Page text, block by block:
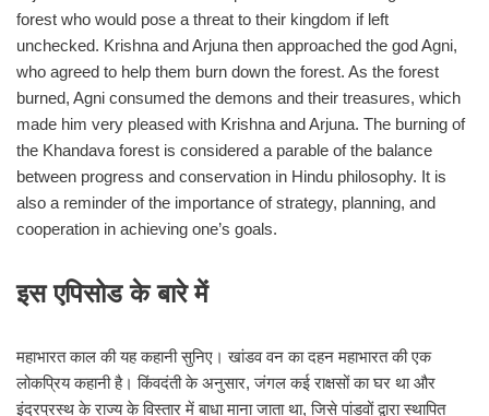
forest who would pose a threat to their kingdom if left
unchecked. Krishna and Arjuna then approached the god Agni,
who agreed to help them burn down the forest. As the forest
burned, Agni consumed the demons and their treasures, which
made him very pleased with Krishna and Arjuna. The burning of
the Khandava forest is considered a parable of the balance
between progress and conservation in Hindu philosophy. It is
also a reminder of the importance of strategy, planning, and
cooperation in achieving one’s goals.
इस एपिसोड के बारे में
महाभारत काल की यह कहानी सुनिए। खांडव वन का दहन महाभारत की एक
लोकप्रिय कहानी है। किंवदंती के अनुसार, जंगल कई राक्षसों का घर था और
इंद्रप्रस्थ के राज्य के विस्तार में बाधा माना जाता था, जिसे पांडवों द्वारा स्थापित